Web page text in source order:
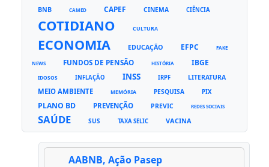
BNB CAMED CAPEF CINEMA CIÊNCIA
COTIDIANO CULTURA
ECONOMIA EDUCAÇÃO EFPC FAKE
NEWS FUNDOS DE PENSÃO HISTÓRIA IBGE
IDOSOS INFLAÇÃO INSS IRPF LITERATURA
MEIO AMBIENTE MEMÓRIA PESQUISA PIX
PLANO BD PREVENÇÃO PREVIC REDES SOCIAIS
SAÚDE SUS TAXA SELIC VACINA
AABNB, Ação Pasep